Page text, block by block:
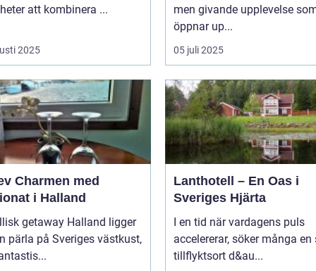
att kombinera ...
2025
men givande upplevelse
öppnar up...
05 juli 2025
Charmen med
i Halland
getaway Halland ligger
pärla på Sveriges västkust,
Lanthotell – En Oas i
Sveriges Hjärta
I en tid när vardagens puls
accelererar, söker många en
tillflyktsort d&au...